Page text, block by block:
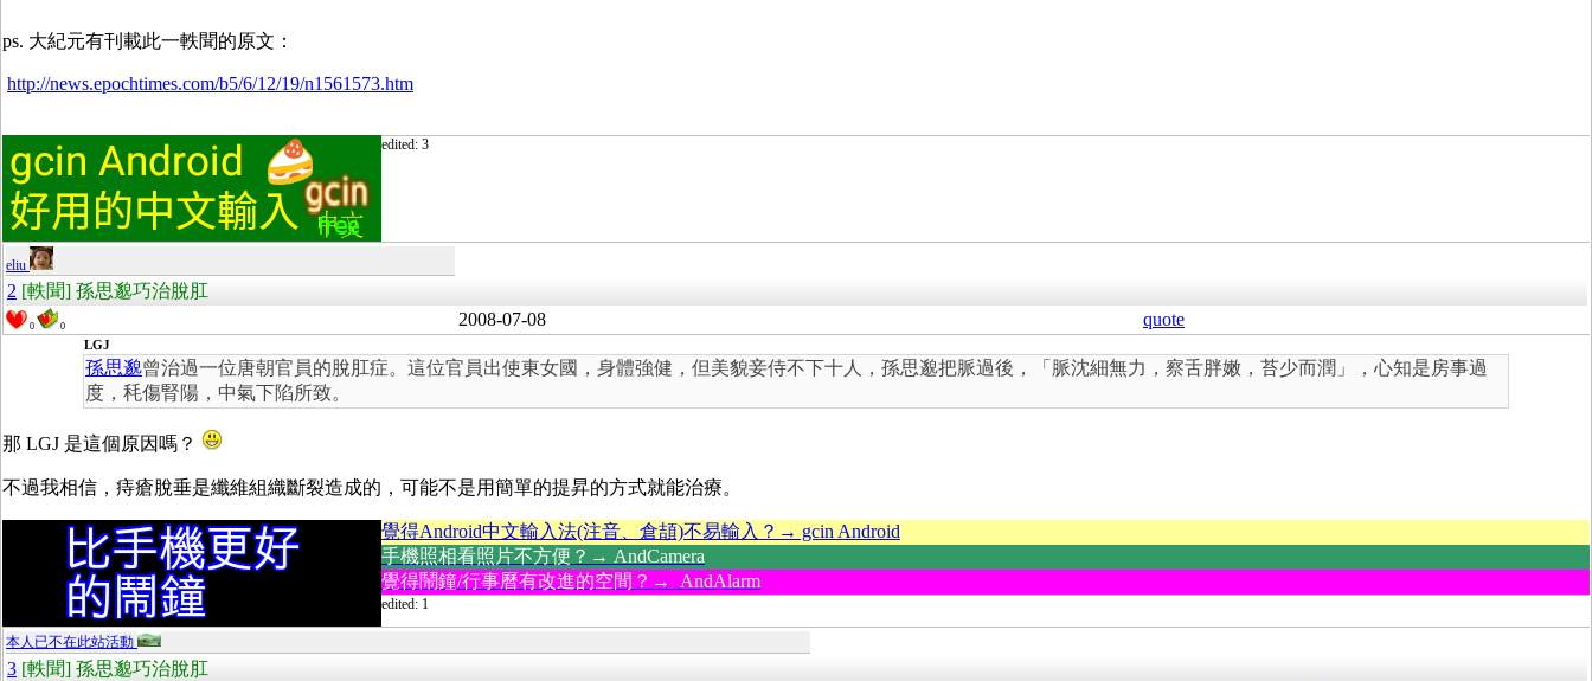
ps. 大紀元有刊載此一軼聞的原文：
http://news.epochtimes.com/b5/6/12/19/n1561573.htm
edited: 3
eliu
2 [軼聞] 孫思邈巧治脫肛
0 0 2008-07-08 quote
LGJ
孫思邈曾治過一位唐朝官員的脫肛症。這位官員出使東女國，身體強健，但美貌妾侍不下十人，孫思邈把脈過後，「脈沈細無力，察舌胖嫩，苔少而潤」，心知是房事過
度，秏傷腎陽，中氣下陷所致。
那 LGJ 是這個原因嗎？
不過我相信，痔瘡脫垂是纖維組織斷裂造成的，可能不是用簡單的提昇的方式就能治療。
覺得Android中文輸入法(注音、倉頡)不易輸入？→ gcin Android
手機照相看照片不方便？→ AndCamera
覺得鬧鐘/行事曆有改進的空間？→ AndAlarm
edited: 1
本人已不在此站活動
3 [軼聞] 孫思邈巧治脫肛